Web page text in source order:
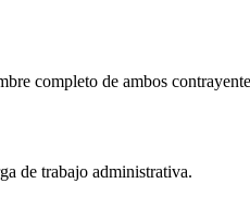
completo de ambos
de trabajo administrativa.